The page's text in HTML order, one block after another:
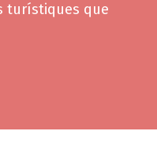
turístiques que